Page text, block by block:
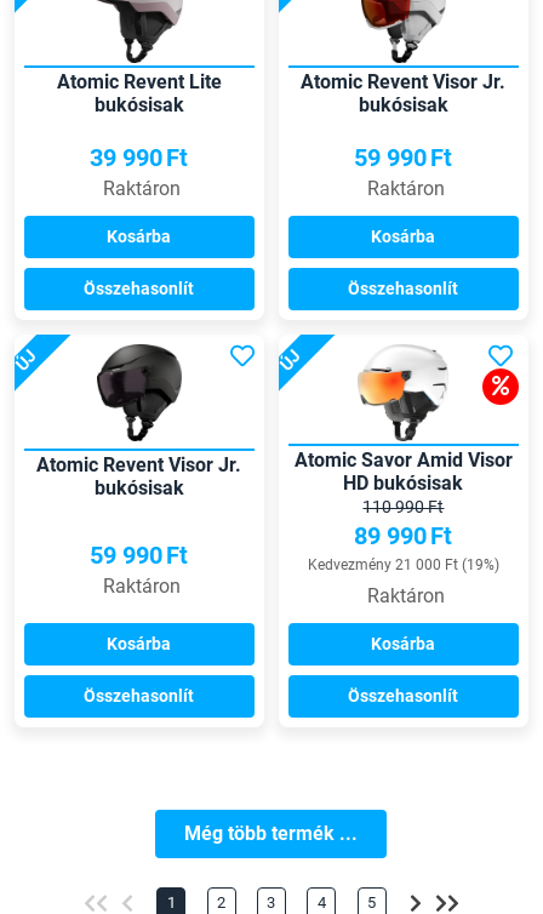
Atomic Revent Lite
bukósisak
39 990Ft
Raktáron
Kosárba
Összehasonlít
Atomic Revent Visor Jr.
bukósisak
59 990Ft
Raktáron
Kosárba
Összehasonlít
ÚJ
Atomic Revent Visor Jr.
bukósisak
59 990Ft
Raktáron
Kosárba
Összehasonlít
ÚJ
Atomic Savor Amid Visor
HD bukósisak
110 990 Ft
89 990Ft
Kedvezmény 21 000 Ft (19%)
Raktáron
Kosárba
Összehasonlít
Még több termék ...
1 2 3 4 5